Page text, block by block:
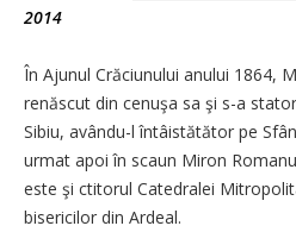
2014
În Ajunul Crăciunului anului 1864,
renăscut din cenuşa sa şi s-a
Sibiu, avându-l întâistătător pe
urmat apoi în scaun Miron
este şi ctitorul Catedralei
bisericilor din Ardeal.